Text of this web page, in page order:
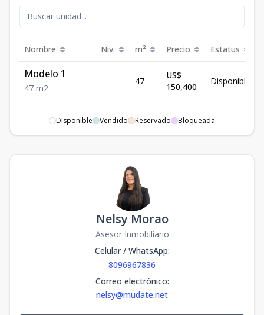
Nombre Niv. m² Precio Estatus
Modelo 1
47 m2
- 47
US$
150,400
Disponible
Disponible Vendido Reservado Bloqueada
Nelsy Morao
Asesor Inmobiliario
Celular / WhatsApp:
8096967836
Correo electrónico:
nelsy@mudate.net